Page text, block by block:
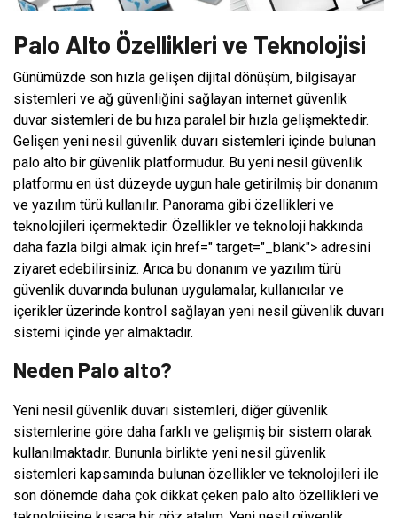
Palo Alto Özellikleri ve Teknolojisi
Günümüzde son hızla gelişen dijital dönüşüm, bilgisayar
sistemleri ve ağ güvenliğini sağlayan internet güvenlik
duvar sistemleri de bu hıza paralel bir hızla gelişmektedir.
Gelişen yeni nesil güvenlik duvarı sistemleri içinde bulunan
palo alto bir güvenlik platformudur. Bu yeni nesil güvenlik
platformu en üst düzeyde uygun hale getirilmiş bir donanım
ve yazılım türü kullanılır. Panorama gibi özellikleri ve
teknolojileri içermektedir. Özellikler ve teknoloji hakkında
daha fazla bilgi almak için href=" target="_blank"> adresini
ziyaret edebilirsiniz. Arıca bu donanım ve yazılım türü
güvenlik duvarında bulunan uygulamalar, kullanıcılar ve
içerikler üzerinde kontrol sağlayan yeni nesil güvenlik duvarı
sistemi içinde yer almaktadır.
Neden Palo alto?
Yeni nesil güvenlik duvarı sistemleri, diğer güvenlik
sistemlerine göre daha farklı ve gelişmiş bir sistem olarak
kullanılmaktadır. Bununla birlikte yeni nesil güvenlik
sistemleri kapsamında bulunan özellikler ve teknolojileri ile
son dönemde daha çok dikkat çeken palo alto özellikleri ve